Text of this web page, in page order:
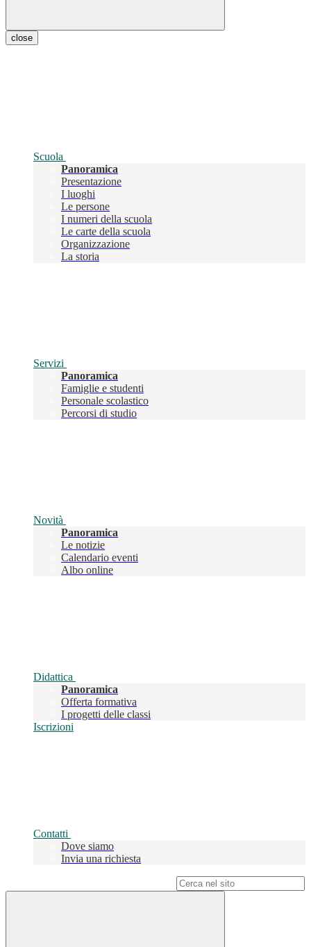
close
Scuola
Panoramica
Presentazione
I luoghi
Le persone
I numeri della scuola
Le carte della scuola
Organizzazione
La storia
Servizi
Panoramica
Famiglie e studenti
Personale scolastico
Percorsi di studio
Novità
Panoramica
Le notizie
Calendario eventi
Albo online
Didattica
Panoramica
Offerta formativa
I progetti delle classi
Iscrizioni
Contatti
Dove siamo
Invia una richiesta